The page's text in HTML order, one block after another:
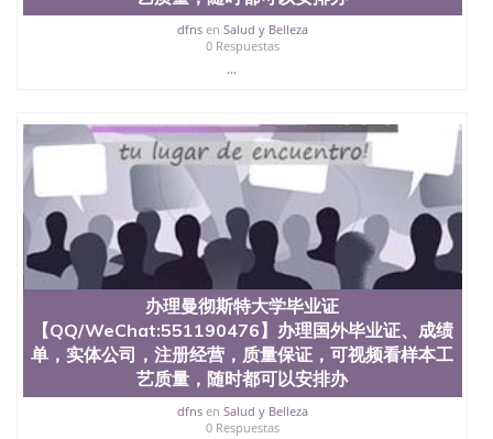
dfnsen Salud y Belleza
0 Respuestas
...
办理曼彻斯特大学毕业证
【QQ/WeChat:551190476】办理国外毕业证、成绩
单，实体公司，注册经营，质量保证，可视频看样本工
艺质量，随时都可以安排办
dfnsen Salud y Belleza
0 Respuestas